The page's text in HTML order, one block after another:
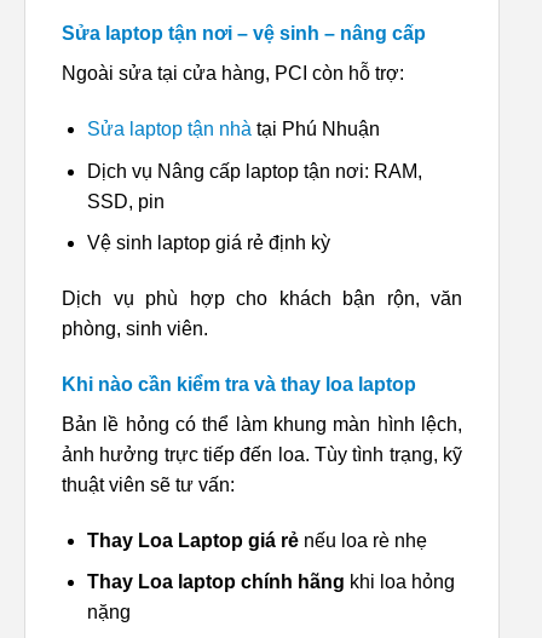
Sửa laptop tận nơi – vệ sinh – nâng cấp
Ngoài sửa tại cửa hàng, PCI còn hỗ trợ:
Sửa laptop tận nhà tại Phú Nhuận
Dịch vụ Nâng cấp laptop tận nơi: RAM,
SSD, pin
Vệ sinh laptop giá rẻ định kỳ
Dịch vụ phù hợp cho khách bận rộn, văn
phòng, sinh viên.
Khi nào cần kiểm tra và thay loa laptop
Bản lề hỏng có thể làm khung màn hình lệch,
ảnh hưởng trực tiếp đến loa. Tùy tình trạng, kỹ
thuật viên sẽ tư vấn:
Thay Loa Laptop giá rẻnếu loa rè nhẹ
Thay Loa laptop chính hãng khi loa hỏng
nặng